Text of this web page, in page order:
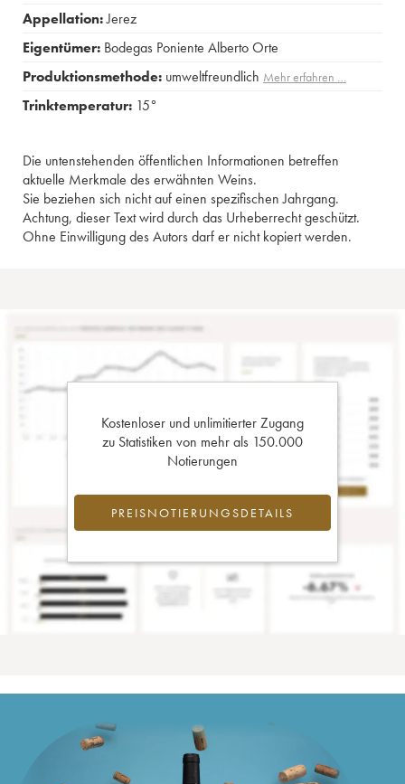
Appellation:Jerez
Eigentümer: Bodegas Poniente Alberto Orte
Produktionsmethode: umweltfreundlich Mehr erfahren …
Trinktemperatur: 15°
Die untenstehenden öffentlichen Informationen betreffen
aktuelle Merkmale des erwähnten Weins.
Sie beziehen sich nicht auf einen spezifischen Jahrgang.
Achtung, dieser Text wird durch das Urheberrecht geschützt.
Ohne Einwilligung des Autors darf er nicht kopiert werden.
Kostenloser und unlimitierter Zugang
zu Statistiken von mehr als 150.000
Notierungen
PREISNOTIERUNGSDETAILS